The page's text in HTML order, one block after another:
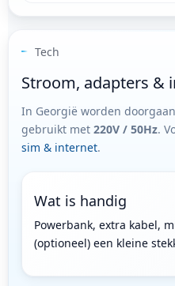
Tech
Stroom, adapters &
In Georgië worden
gebruikt met 220V / 50Hz.
sim & internet.
Wat is handig
Powerbank, extra kabel,
(optioneel) een kleine